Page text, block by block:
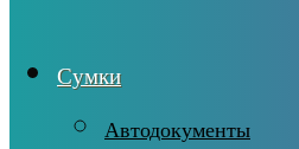
Сумки
Автодокументы